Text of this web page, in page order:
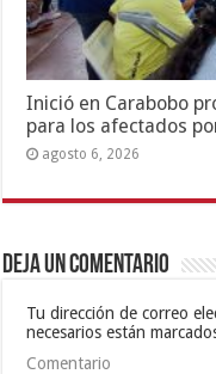
Inició en Carabobo
para los afectados
agosto 6, 2026
Deja un comentario
Tu dirección de correo
necesarios están
Comentario